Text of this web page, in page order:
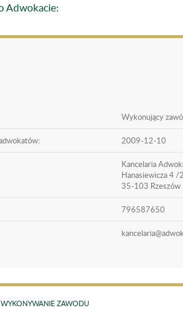
Adwokacie:
Wykonujący
2009-12-10
Kancelaria
Hanasiewicza 4 /
35-103 Rzeszów
796587650
WYKONYWANIE ZAWODU